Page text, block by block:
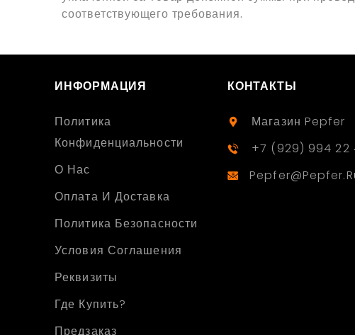
соответствующего требования.
ИНФОРМАЦИЯ
Политика
Конфиденциальности
О Нас
Оплата И Доставка
Политика Безопасности
Условия Соглашения
Реквизиты
Где Купить?
Предзаказ
КОНТАКТЫ
Магазин Pepfer
+7 (929) 994 22